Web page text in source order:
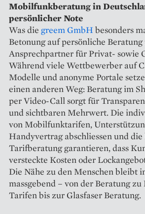
Mobilfunkberatung in
persönlicher Note
Was die greem GmbH besonders
Betonung auf persönliche Beratung
Ansprechpartner für Privat- sowie
Während viele Wettbewerber auf
Modelle und anonyme Portale
einen anderen Weg: Beratung im
per Video-Call sorgt für
und sichtbaren Mehrwert. Die
von Mobilfunktarifen,
Handyvertrag abschliessen und die
Tarifberatung garantieren, dass
versteckte Kosten oder
Die Nähe zu den Menschen bleibt
massgebend – von der Beratung
Tarifen bis zur Glasfaser Beratung.